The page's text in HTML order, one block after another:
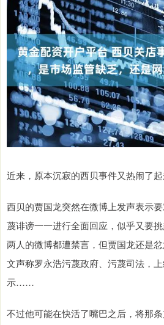
近来，原本沉寂的西贝事件又热闹了起
西贝的贾国龙突然在微博上发声表示
蔑诽谤一一进行全面回应，似乎又要
两人的微博都遭禁言，但贾国龙还是
文声称罗永浩污蔑政府、污蔑司法，
示……
不过他可能在快活了嘴巴之后，将那